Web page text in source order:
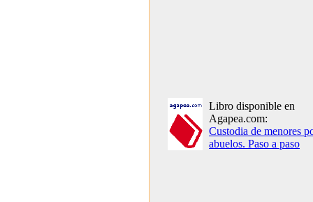
Libro disponible en
Agapea.com:
Custodia de menores
abuelos. Paso a paso